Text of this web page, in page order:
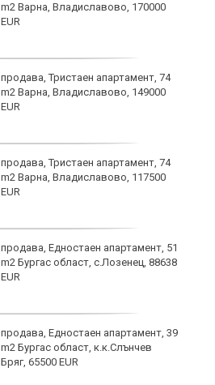
m2 Варна, Владиславово, 170000
EUR
продава, Тристаен апартамент, 74
m2 Варна, Владиславово, 149000
EUR
продава, Тристаен апартамент, 74
m2 Варна, Владиславово, 117500
EUR
продава, Едностаен апартамент, 51
m2 Бургас област, с.Лозенец, 88638
EUR
продава, Едностаен апартамент, 39
m2 Бургас област, к.к.Слънчев
Бряг, 65500 EUR